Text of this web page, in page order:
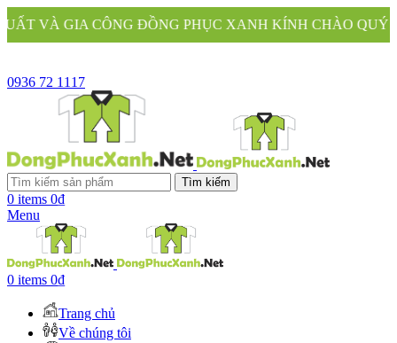
PHỤC XANH KÍNH CHÀO QUÝ KHÁCH
0936 72 1117
Tìm kiếm
0 items 0₫
Menu
0 items 0₫
Trang chủ
Về chúng tôi